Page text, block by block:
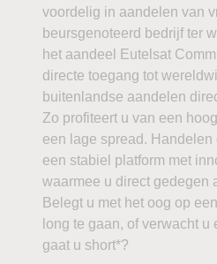
voordelig in aandelen van
beursgenoteerd bedrijf ter
het aandeel Eutelsat
directe toegang tot
buitenlandse aandelen
Zo profiteert u van een
een lage spread. Handelen
een stabiel platform met
waarmee u direct gedegen
Belegt u met het oog op
long te gaan, of verwacht
gaat u short*?